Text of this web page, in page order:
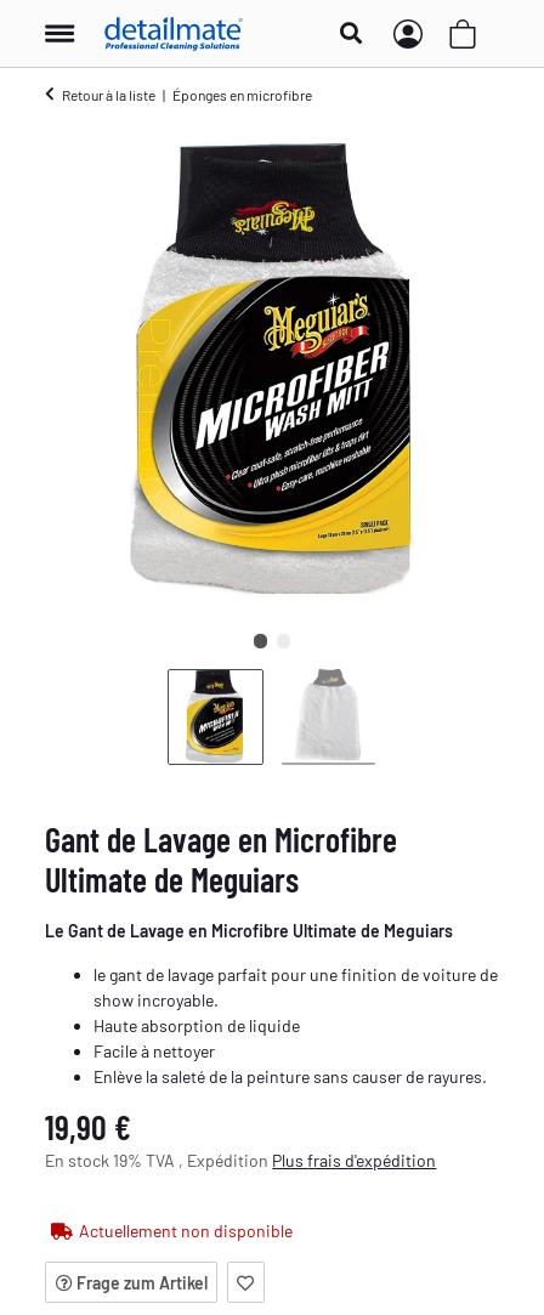
Retour à la liste Éponges en microfibre
Gant de Lavage en Microfibre
Ultimate de Meguiars
Le Gant de Lavage en Microfibre Ultimate de Meguiars
le gant de lavage parfait pour une finition de voiture de
show incroyable.
Haute absorption de liquide
Facile à nettoyer
Enlève la saleté de la peinture sans causer de rayures.
19,90 €
En stock 19% TVA , Expédition Plusfrais d'expédition
Actuellement non disponible
Frage zum Artikel